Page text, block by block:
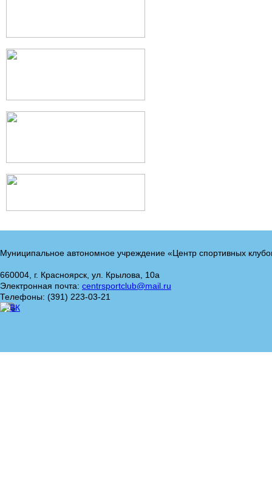
Муниципальное автономное учреждение «Центр спортивных
660004, г. Красноярск, ул. Крылова, 10а
Электронная почта: centrsportclub@mail.ru
Телефоны: (391) 223-03-21